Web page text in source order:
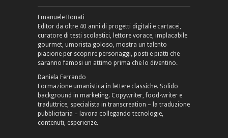
Emanuele Bonati
Editor da oltre 40 anni di progetti digitali e cartacei,
curatore di testi scolastici, lettore vorace, implacabile
gourmet, umorista goloso, mostra un talento
piacione per scoprire personaggi, posti e piatti che
saranno famosi un attimo prima che lo diventino.
Daniela Ferrando
Formazione umanistica in lettere classiche. Solido
background in marketing. Copywriter, food-writer e
traduttrice, specialista in transcreation – la traduzione
pubblicitaria – lavora collegando tecnologie,
contenuti, esperienze.